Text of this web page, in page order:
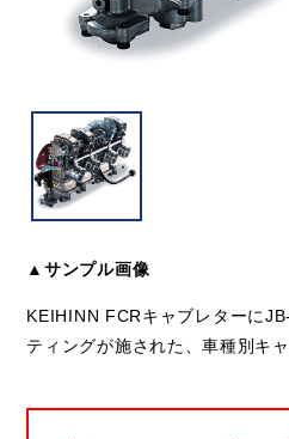
▲サンプル画像
KEIHINN FCRキャブレターに
ティングが施された、車種別キ